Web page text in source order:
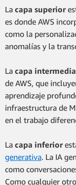
La capa superior
es donde AWS
como la
anomalías y la
La capa intermedia
de AWS, que
aprendizaje
infraestructura de
en el trabajo
La capa inferior
generativa. La IA
como
Como cualquier